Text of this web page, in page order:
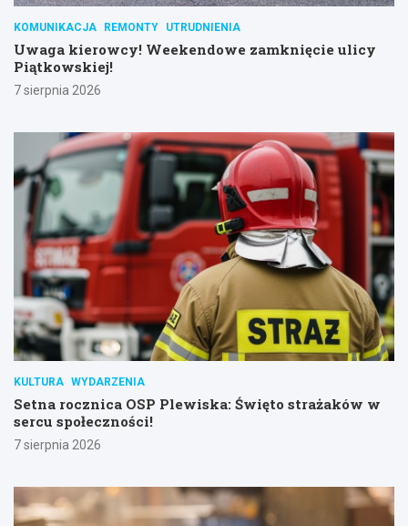
KOMUNIKACJA REMONTY UTRUDNIENIA
Uwaga kierowcy! Weekendowe zamknięcie ulicy
Piątkowskiej!
7 sierpnia 2026
KULTURA WYDARZENIA
Setna rocznica OSP Plewiska: Święto strażaków w
sercu społeczności!
7 sierpnia 2026